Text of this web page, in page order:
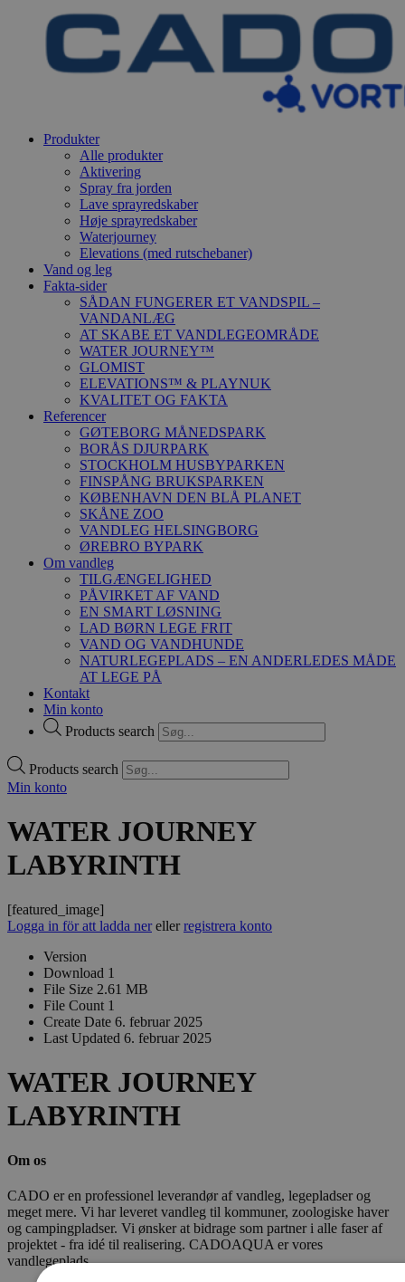
Produkter
Alle produkter
Aktivering
Spray fra jorden
Lave sprayredskaber
Høje sprayredskaber
Waterjourney
Elevations (med rutschebaner)
Vand og leg
Fakta-sider
SÅDAN FUNGERER ET VANDSPIL –
VANDANLÆG
AT SKABE ET VANDLEGEOMRÅDE
WATER JOURNEY™
GLOMIST
ELEVATIONS™ & PLAYNUK
KVALITET OG FAKTA
Referencer
GØTEBORG MÅNEDSPARK
BORÅS DJURPARK
STOCKHOLM HUSBYPARKEN
FINSPÅNG BRUKSPARKEN
KØBENHAVN DEN BLÅ PLANET
SKÅNE ZOO
VANDLEG HELSINGBORG
ØREBRO BYPARK
Om vandleg
TILGÆNGELIGHED
PÅVIRKET AF VAND
EN SMART LØSNING
LAD BØRN LEGE FRIT
VAND OG VANDHUNDE
NATURLEGEPLADS – EN ANDERLEDES MÅDE
AT LEGE PÅ
Kontakt
Min konto
Products search
Products search
Min konto
WATER JOURNEY
LABYRINTH
[featured_image]
Logga in för att ladda nerellerregistrera konto
Version
Download 1
File Size 2.61 MB
File Count 1
Create Date 6. februar 2025
Last Updated 6. februar 2025
WATER JOURNEY
LABYRINTH
Om os
CADO er en professionel leverandør af vandleg, legepladser og
meget mere. Vi har leveret vandleg til kommuner, zoologiske haver
og campingpladser. Vi ønsker at bidrage som partner i alle faser af
projektet - fra idé til realisering. CADOAQUA er vores
vandlegeplads.